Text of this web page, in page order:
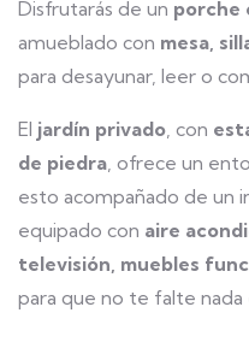
Disfrutarás de un porche
amueblado con mesa,
para desayunar, leer o
El jardín privado, con
de piedra, ofrece un
esto acompañado de un
equipado con aire
televisión, muebles
para que no te falte nada